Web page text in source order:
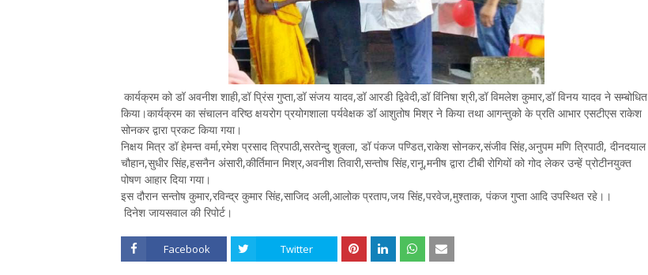
कार्यक्रम को डॉ अवनीश शाही,डॉ प्रिंस गुप्ता,डॉ संजय यादव,डॉ आरडी द्विवेदी,डॉ विंनिषा श्री,डॉ विमलेश कुमार,डॉ विनय यादव ने सम्बोधित
किया।कार्यक्रम का संचालन वरिष्ठ क्षयरोग प्रयोगशाला पर्यवेक्षक डॉ आशुतोष मिश्र ने किया तथा आगन्तुको के प्रति आभार एसटीएस राकेश
सोनकर द्वारा प्रकट किया गया।
निक्षय मित्र डॉ हेमन्त वर्मा,रमेश प्रसाद त्रिपाठी,सरतेन्दु शुक्ला, डॉ पंकज पण्डित,राकेश सोनकर,संजीव सिंह,अनुपम मणि त्रिपाठी, दीनदयाल
चौहान,सुधीर सिंह,हसनैन अंसारी,कीर्तिमान मिश्र,अवनीश तिवारी,सन्तोष सिंह,रानू,मनीष द्वारा टीबी रोगियों को गोद लेकर उन्हें प्रोटीनयुक्त
पोषण आहार दिया गया।
इस दौरान सन्तोष कुमार,रविन्द्र कुमार सिंह,साजिद अली,आलोक प्रताप,जय सिंह,परवेज,मुश्ताक, पंकज गुप्ता आदि उपस्थित रहे।।
दिनेश जायसवाल की रिपोर्ट।
Facebook Twitter